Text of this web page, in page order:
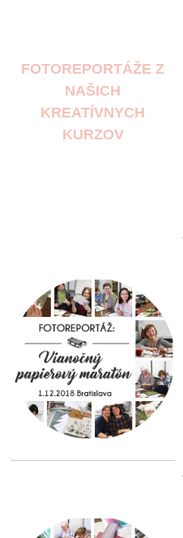
FOTOREPORTÁŽE Z
NAŠICH
KREATÍVNYCH
KURZOV